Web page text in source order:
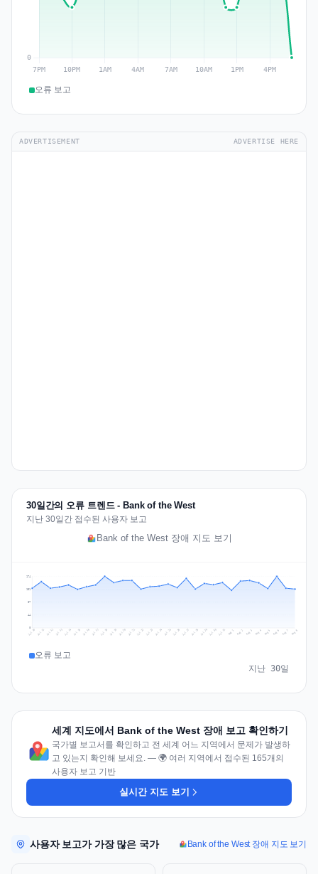
오류 보고
ADVERTISEMENT ADVERTISE HERE
30일간의 오류 트렌드 - Bank of the West
지난 30일간 접수된 사용자 보고
Bank of the West 장애 지도 보기
44
87
131
174
Jul 10 Jul 11 Jul 12 Jul 13 Jul 14 Jul 15 Jul 16 Jul 17 Jul 18 Jul 19 Jul 20 Jul 21 Jul 22 Jul 23 Jul 24 Jul 25 Jul 26 Jul 27 Jul 28 Jul 29 Jul 30 Jul 31 Aug 1 Aug 2 Aug 3 Aug 4 Aug 5 Aug 6 Aug 7 Aug 8
오류 보고
지난 30일
세계 지도에서 Bank of the West 장애 보고 확인하기
국가별 보고서를 확인하고 전 세계 어느 지역에서 문제가 발생하
고 있는지 확인해 보세요. — 🌍 여러 지역에서 접수된 165개의
사용자 보고 기반
실시간 지도 보기
사용자 보고가 가장 많은 국가 Bank of the West 장애 지도 보기